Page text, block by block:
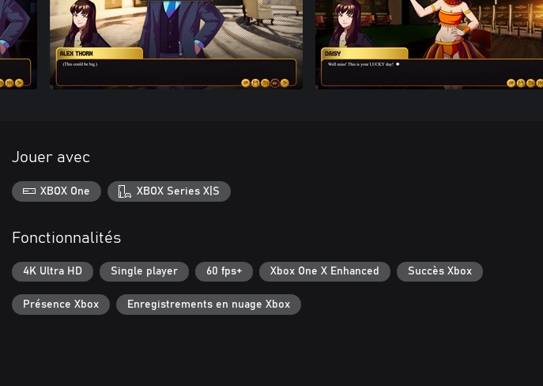
Jouer avec
XBOX One XBOX Series X|S
Fonctionnalités
4K Ultra HD Single player 60 fps+ Xbox One X Enhanced Succès Xbox
Présence Xbox Enregistrements en nuage Xbox